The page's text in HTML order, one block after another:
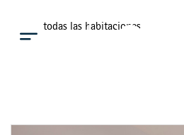
Ver todas las habitaciones